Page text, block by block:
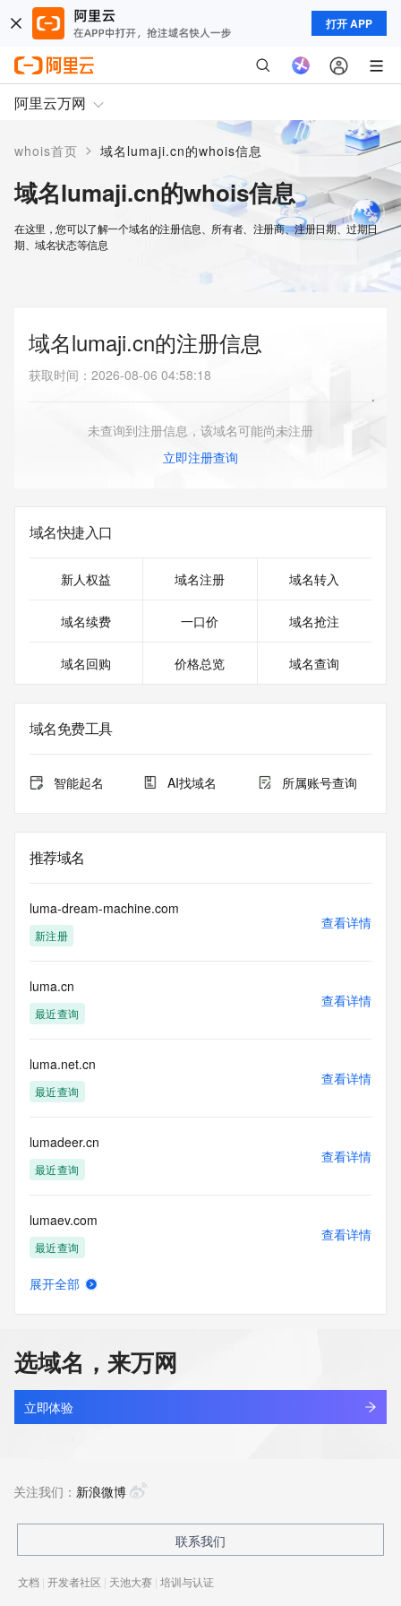
打开 APP
阿里云万网
whois首页 > 域名lumaji.cn的whois信息
域名lumaji.cn的whois信息
在这里，您可以了解一个域名的注册信息、所有者、注册商、注册日期、过期日
期、域名状态等信息
域名lumaji.cn的注册信息
获取时间 ： 2026-08-06 04:58:18
未查询到注册信息，该域名可能尚未注册
立即注册查询
域名快捷入口
新人权益 域名注册 域名转入
域名续费 一口价 域名抢注
域名回购 价格总览 域名查询
域名免费工具
智能起名 AI找域名 所属账号查询
推荐域名
luma-dream-machine.com
新注册
查看详情
luma.cn
最近查询
查看详情
luma.net.cn
最近查询
查看详情
lumadeer.cn
最近查询
查看详情
lumaev.com
最近查询
查看详情
lumai.net
最近查询
查看详情
最近查询
展开全部
选域名，来万网
立即体验
关注我们： 新浪微博
联系我们
文档 | 开发者社区 | 天池大赛 | 培训与认证